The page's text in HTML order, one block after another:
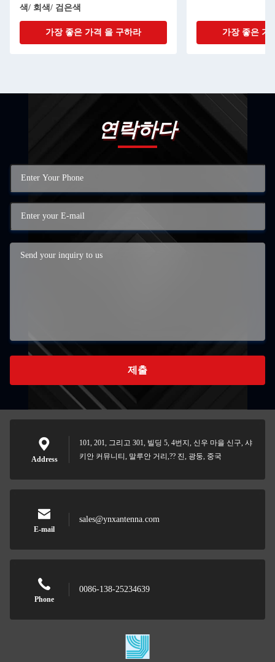
색/ 회색/ 검은색
가장 좋은 가격 을 구하라 가장 좋은 가
연락하다
제출
Address
101, 201, 그리고 301, 빌딩 5, 4번지, 신우 마을 신구, 샤
키안 커뮤니티, 말루안 거리,?? 진, 광둥, 중국
E-mail
sales@ynxantenna.com
Phone
0086-138-25234639